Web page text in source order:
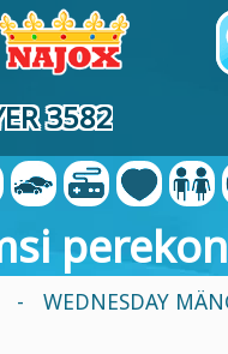
3582
-
WEDNESDAY